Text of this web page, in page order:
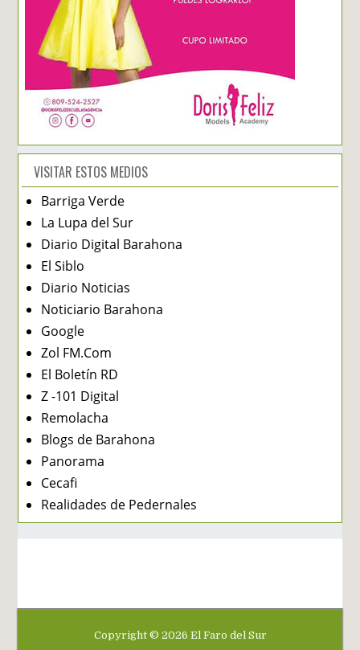
VISITAR ESTOS MEDIOS
Barriga Verde
La Lupa del Sur
Diario Digital Barahona
El Siblo
Diario Noticias
Noticiario Barahona
Google
Zol FM.Com
El Boletín RD
Z -101 Digital
Remolacha
Blogs de Barahona
Panorama
Cecafi
Realidades de Pedernales
Copyright © 2026 El Faro del Sur